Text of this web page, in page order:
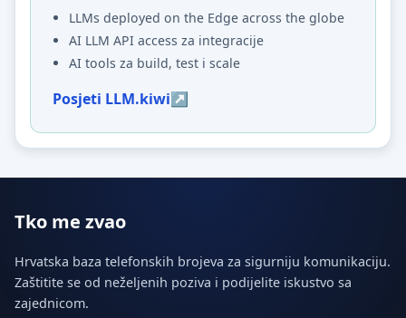
LLMs deployed on the Edge across the globe
AI LLM API access za integracije
AI tools za build, test i scale
Posjeti LLM.kiwi
Tko me zvao
Hrvatska baza telefonskih brojeva za sigurniju komunikaciju.
Zaštitite se od neželjenih poziva i podijelite iskustvo sa
zajednicom.